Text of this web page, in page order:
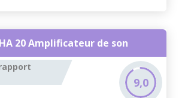
20 Amplificateur de son
9,0